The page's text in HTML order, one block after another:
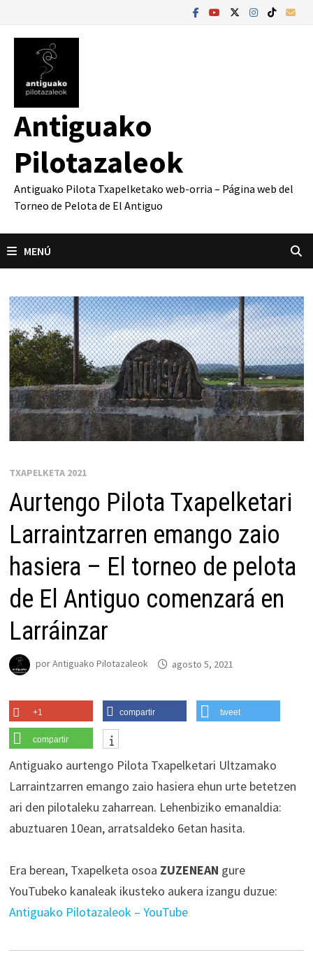
contenido
Antiguako
Pilotazaleok
Antiguako Pilota Txapelketako web-orria – Página web del
Torneo de Pelota de El Antiguo
MENÚ
TXAPELKETA 2021
Aurtengo Pilota Txapelketari
Larraintzarren emango zaio
hasiera – El torneo de pelota
de El Antiguo comenzará en
Larráinzar
porAntiguako Pilotazaleok agosto 5, 2021
+1 compartir tweet
compartir
Antiguako aurtengo Pilota Txapelketari Ultzamako
Larraintzarren emango zaio hasiera ehun urte betetzen
ari den pilotaleku zaharrean. Lehenbiziko emanaldia:
abuztuaren 10ean, arratsaldeko 6etan hasita.
Era berean, Txapelketa osoa ZUZENEAN gure
YouTubeko kanaleak ikusteko aukera izangu duzue:
Antiguako Pilotazaleok – YouTube